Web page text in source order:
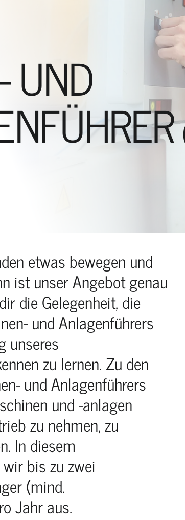
UND
etwas bewegen und
ist unser Angebot genau
die Gelegenheit, die
und Anlagenführers
unseres
zu lernen. Zu den
und Anlagenführers
und -anlagen
zu nehmen, zu
In diesem
bis zu zwei
(mind.
Jahr aus.